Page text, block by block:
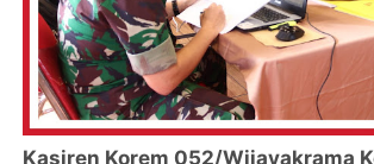
Kasiren Korem 052/Wijayakrama